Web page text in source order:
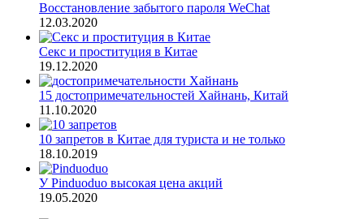
Восстановление забытого пароля WeChat
12.03.2020
Секс и проституция в Китае
19.12.2020
15 достопримечательностей Хайнань, Китай
11.10.2020
10 запретов в Китае для туриста и не только
18.10.2019
У Pinduoduo высокая цена акций
19.05.2020